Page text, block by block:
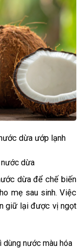
dừa ướp lạnh
dừa
dừa để chế biến
mẹ sau sinh. Việc
giữ lại được vị ngọt
dùng nước màu hóa